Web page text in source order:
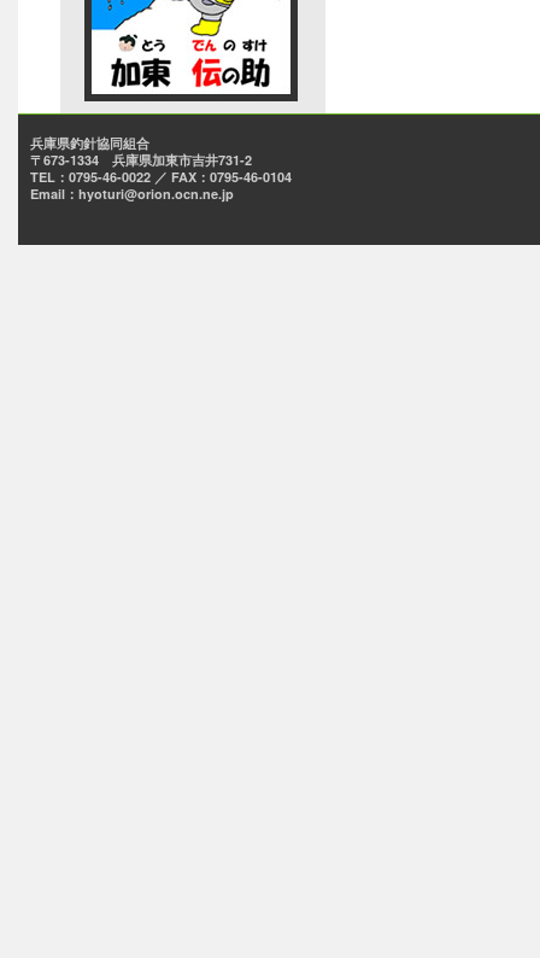
兵庫県釣針協同組合
〒673-1334 兵庫県加東市吉井731-2
TEL：0795-46-0022 ／ FAX：0795-46-0104
Email：hyoturi@orion.ocn.ne.jp